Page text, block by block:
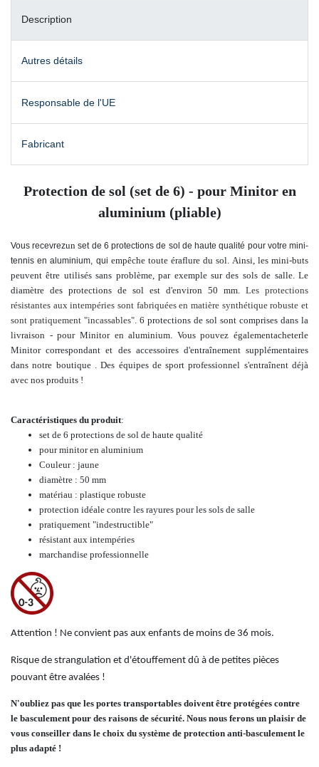
Description
Autres détails
Responsable de l'UE
Fabricant
Protection de sol (set de 6) - pour Minitor en
aluminium (pliable)
Vousrecevrezunset de 6 protections de sol de haute qualité pour votre mini-
tennis en aluminium, qui empêche toute éraflure du sol. Ainsi, les mini-buts
peuvent être utilisés sans problème, par exemple sur des sols de salle. Le
diamètre des protections de sol est d'environ 50 mm. Les protections
résistantes aux intempéries sont fabriquées en matière synthétique robuste et
sont pratiquement "incassables". 6 protections de sol sont comprises dans la
livraison - pour Minitor en aluminium. Vous pouvez égalementacheterle
Minitor correspondantet des accessoires d'entraînement supplémentaires
dans notre boutique . Des équipes de sport professionnel s'entraînent déjà
avec nos produits !
Caractéristiques du produit:
set de 6 protections de sol de haute qualité
pour minitor en aluminium
Couleur : jaune
diamètre : 50 mm
matériau : plastique robuste
protection idéale contre les rayures pour les sols de salle
pratiquement "indestructible"
résistant aux intempéries
marchandise professionnelle
Attention ! Ne convient pas aux enfants de moins de 36 mois.
Risque de strangulation et d'étouffement dû à de petites pièces
pouvant être avalées !
N'oubliez pas que les portes transportables doivent être protégées contre
le basculement pour des raisons de sécurité. Nous nous ferons un plaisir de
vous conseiller dans le choix du système de protection anti-basculement le
plus adapté !